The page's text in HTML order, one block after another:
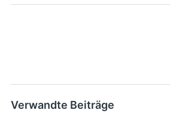
Verwandte Beiträge